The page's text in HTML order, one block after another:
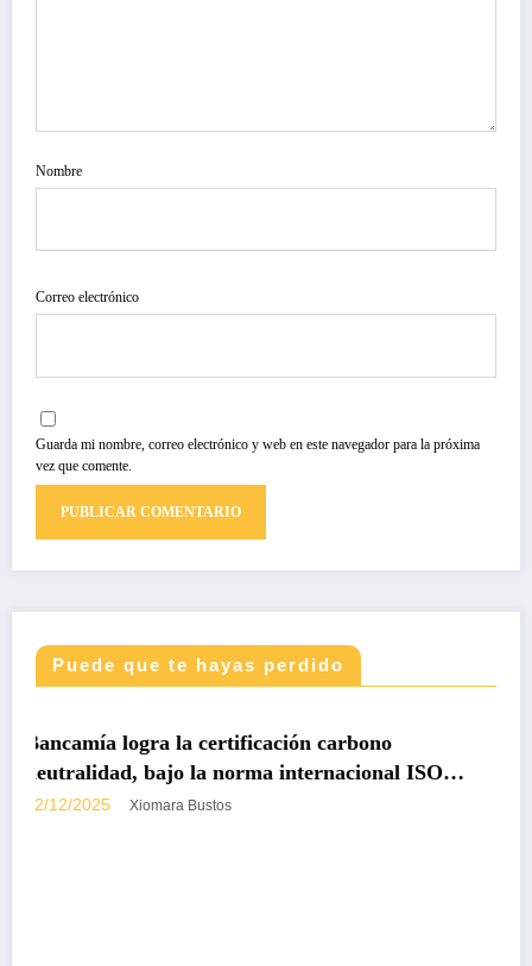
Nombre
Correo electrónico
Guarda mi nombre, correo electrónico y web en este navegador para la próxima
vez que comente.
Puede que te hayas perdido
carbono
ISO
DESTACADAS